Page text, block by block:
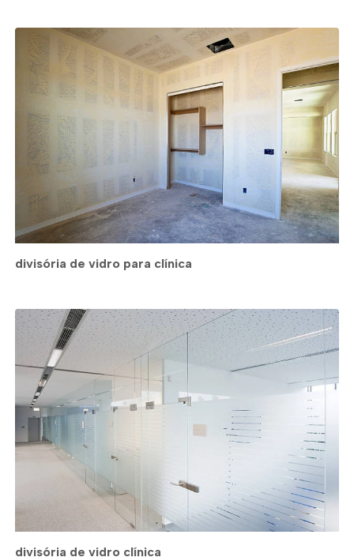
divisória de vidro para clínica
divisória de vidro clínica